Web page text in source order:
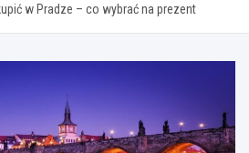
w Pradze – co wybrać na prezent